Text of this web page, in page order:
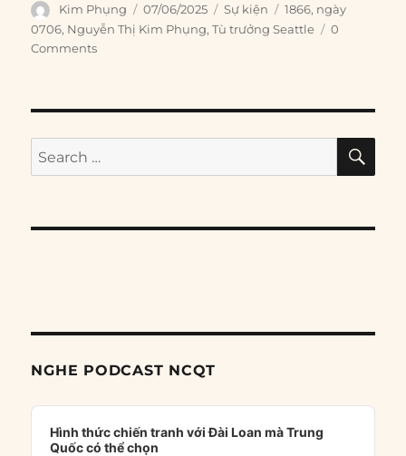
Author
Kim Phụng
Posted
on
07/06/2025 Categories
Sự kiện Tags
1866, ngày
0706, Nguyễn Thị Kim Phụng,Tù trưởng Seattle
0
Comments
Search
for:
NGHE PODCAST NCQT
Audio
Player
Hình thức chiến tranh với Đài Loan mà Trung
Quốc có thể chọn